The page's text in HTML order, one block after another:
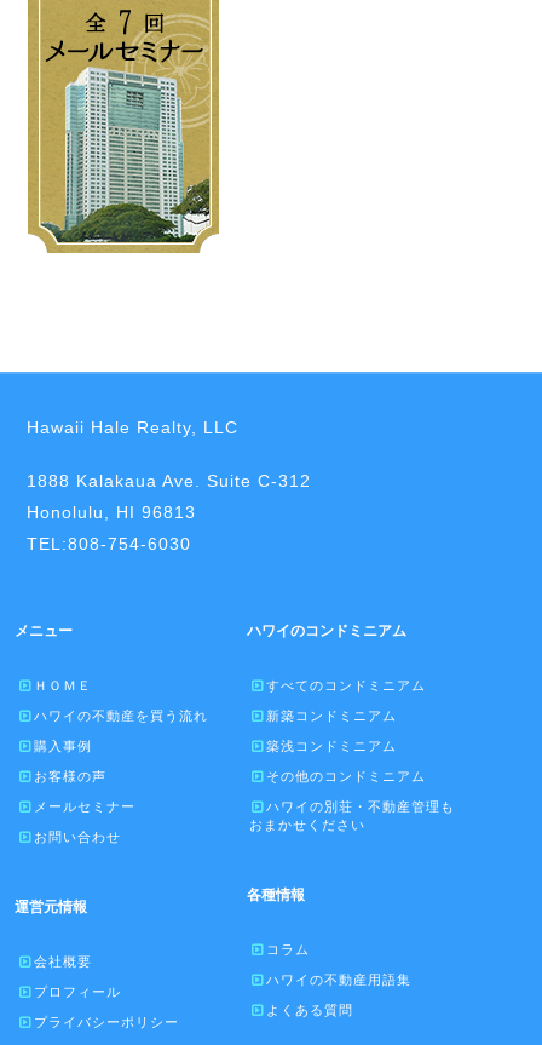
Hawaii Hale Realty, LLC
1888 Kalakaua Ave. Suite C-312
Honolulu, HI 96813
TEL:808-754-6030
メニュー
ＨＯＭＥ
ハワイの不動産を買う流れ
購入事例
お客様の声
メールセミナー
お問い合わせ
ハワイのコンドミニアム
すべてのコンドミニアム
新築コンドミニアム
築浅コンドミニアム
その他のコンドミニアム
ハワイの別荘・不動産管理も
おまかせください
各種情報
コラム
ハワイの不動産用語集
よくある質問
運営元情報
会社概要
プロフィール
プライバシーポリシー